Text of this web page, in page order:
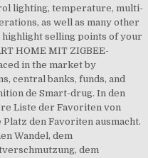
lighting, temperature, multi-
as well as many other
highlight selling points of your
HOME MIT ZIGBEE-
in the market by
central banks, funds, and
de Smart-drug. In den
Liste der Favoriten von
den Favoriten ausmacht.
Wandel, dem
dem